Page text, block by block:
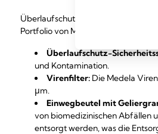
Überlaufschutz-Sicherheits-Set
Portfolio von Medela ist mit
Überlaufschutz-
und Kontamination.
Virenfilter: Die Medela
μm.
Einwegbeutel mit
von biomedizinischen Abfällen
entsorgt werden, was die